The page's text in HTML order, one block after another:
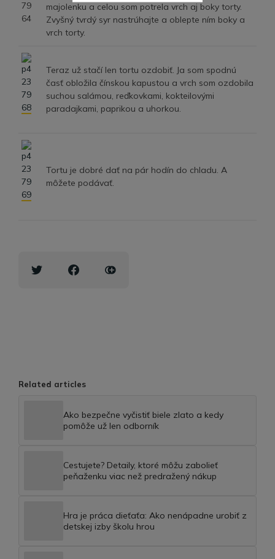
majolenku a celou som potrela vrch aj boky torty.
Zvyšný tvrdý syr nastrúhajte a oblepte ním boky a
vrch torty.
Teraz už stačí len tortu ozdobiť. Ja som spodnú
časť obložila čínskou kapustou a vrch som ozdobila
suchou salámou, reďkovkami, kokteilovými
paradajkami, paprikou a uhorkou.
Tortu je dobré dať na pár hodín do chladu. A
môžete podávať.
Related articles
Ako bezpečne vyčistiť biele zlato a kedy
pomôže už len odborník
Cestujete? Detaily, ktoré môžu zabolieť
peňaženku viac než predražený nákup
Hra je práca dieťaťa: Ako nenápadne urobiť z
detskej izby školu hrou